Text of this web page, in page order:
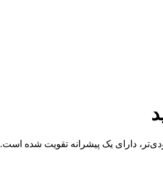
دارای یک پیشرانه تقویت شده است.